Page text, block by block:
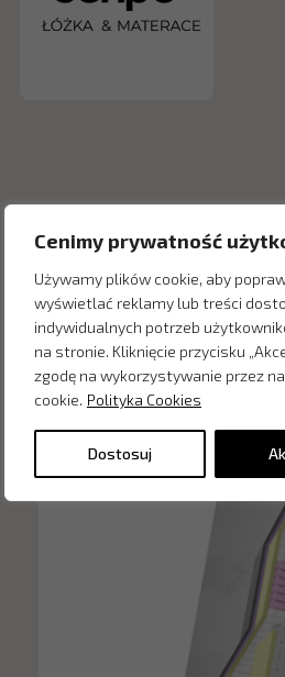
Cenimy prywatność
Używamy plików cookie, aby
wyświetlać reklamy lub treści
indywidualnych potrzeb
na stronie. Kliknięcie przycisku
zgodę na wykorzystywanie przez
cookie. Polityka Cookies
Dostosuj
Inne produkty z